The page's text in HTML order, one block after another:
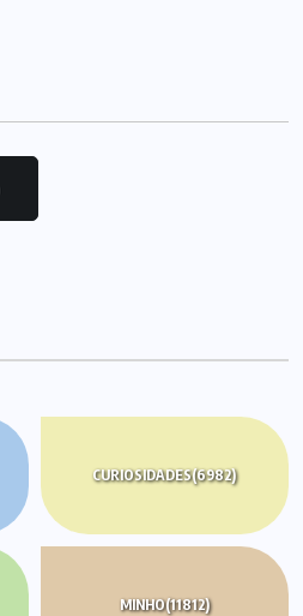
CURIOSIDADES(6982)
MINHO(11812)